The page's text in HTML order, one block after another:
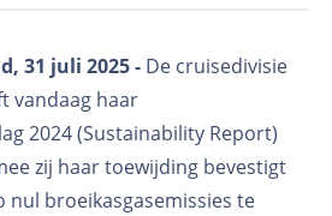
31 juli 2025 - De cruisedivisie
vandaag haar
2024 (Sustainability Report)
zij haar toewijding bevestigt
nul broeikasgasemissies te